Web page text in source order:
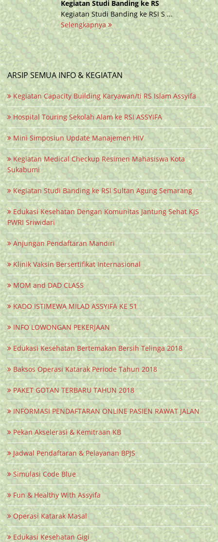
Kegiatan Studi Banding ke RS
Kegiatan Studi Banding ke RSI S ...
Selengkapnya
ARSIP SEMUA INFO & KEGIATAN
Kegiatan Capacity Building Karyawan/ti RS Islam Assyifa
Hospital Touring Sekolah Alam ke RSI ASSYIFA
Mini Simposiun Update Manajemen HIV
Kegiatan Medical Checkup Resimen Mahasiswa Kota
Sukabumi
Kegiatan Studi Banding ke RSI Sultan Agung Semarang
Edukasi Kesehatan Dengan Komunitas Jantung Sehat KJS
PWRI Sriwidari
Anjungan Pendaftaran Mandiri
Klinik Vaksin Bersertifikat Internasional
MOM and DAD CLASS
KADO ISTIMEWA MILAD ASSYIFA KE 51
INFO LOWONGAN PEKERJAAN
Edukasi Kesehatan Bertemakan Bersih Telinga 2018
Baksos Operasi Katarak Periode Tahun 2018
PAKET GOTAN TERBARU TAHUN 2018
INFORMASI PENDAFTARAN ONLINE PASIEN RAWAT JALAN
Pekan Akselerasi & Kemitraan KB
Jadwal Pendaftaran & Pelayanan BPJS
Simulasi Code Blue
Fun & Healthy With Assyifa
Operasi Katarak Masal
Edukasi Kesehatan Gigi